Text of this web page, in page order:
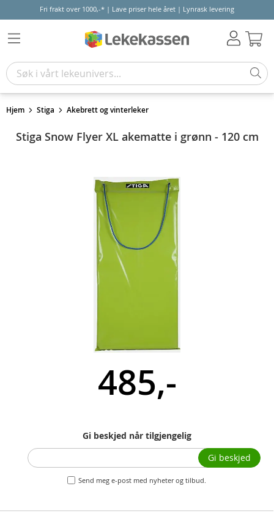
Fri frakt over 1000,-* | Lave priser hele året | Lynrask levering
Hjem Stiga Akebrett og vinterleker
Stiga Snow Flyer XL akematte i grønn - 120 cm
485,-
Gi beskjed når tilgjengelig
Send meg e-post med nyheter og tilbud.
Gi beskjed